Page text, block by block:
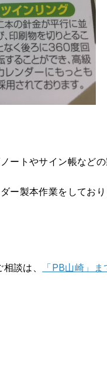
ートやサイン帳など
ー製本作業をしてお
談は、 「PB山崎」